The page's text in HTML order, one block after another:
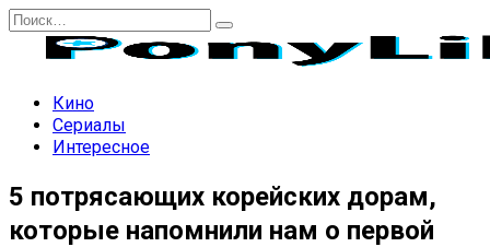
Перейти
содержанию
Search
Кино
Сериалы
Интересное
5 потрясающих корейских дорам,
которые напомнили нам о первой